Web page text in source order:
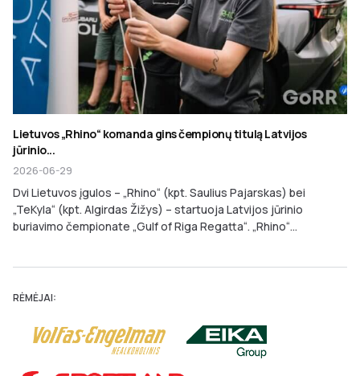
Lietuvos „Rhino“ komanda gins čempionų titulą Latvijos
jūrinio...
2026-06-29
Dvi Lietuvos įgulos – „Rhino“ (kpt. Saulius Pajarskas) bei
„TeKyla“ (kpt. Algirdas Žižys) – startuoja Latvijos jūrinio
buriavimo čempionate „Gulf of Riga Regatta“. „Rhino“...
RĖMĖJAI: